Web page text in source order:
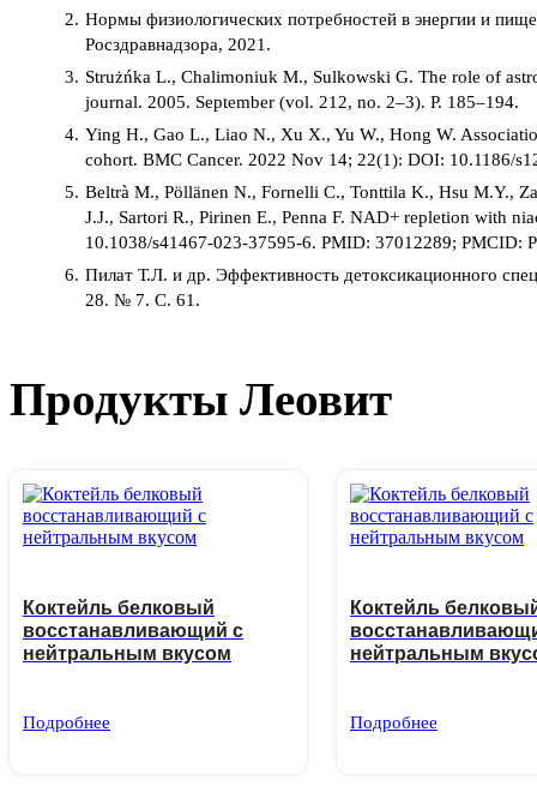
Нормы физиологических потребностей в энергии и
Росздравнадзора, 2021.
Strużńka L., Chalimoniuk M., Sulkowski G. The role of
journal. 2005. September (vol. 212, no. 2–3). P. 185–194.
Ying H., Gao L., Liao N., Xu X., Yu W., Hong W.
cohort. BMC Cancer. 2022 Nov 14; 22(1): DOI: 10.1186/
Beltrà M., Pöllänen N., Fornelli C., Tonttila K., Hsu M.Y.,
J.J., Sartori R., Pirinen E., Penna F. NAD+ repletion with
10.1038/s41467-023-37595-6. PMID: 37012289; PMCID:
Пилат Т.Л. и др. Эффективность детоксикационного
28. № 7. С. 61.
Продукты Леовит
Коктейль белковый
восстанавливающий с
нейтральным вкусом
Подробнее
Коктейль
нейтральным
Подробнее